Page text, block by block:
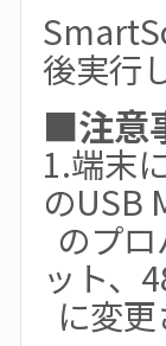
後実行
■注意
1.端末
のUSB
のプ
ット、
に変